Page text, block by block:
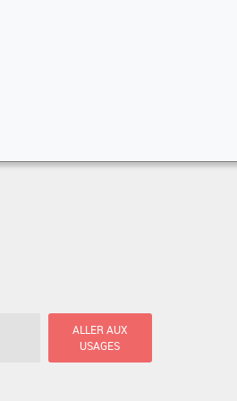
ALLER AUX
USAGES